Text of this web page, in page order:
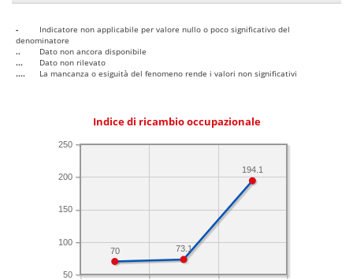
-
Indicatore non applicabile per valore nullo o poco significativo del
denominatore
..
Dato non ancora disponibile
...
Dato non rilevato
....
La mancanza o esiguità del fenomeno rende i valori non significativi
Indice di ricambio occupazionale
50
100
150
200
250
194.1
73.1
70